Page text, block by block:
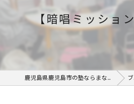
【暗唱ミッショ
鹿児島県鹿児島市の塾ならまなびや つばめ ブログ